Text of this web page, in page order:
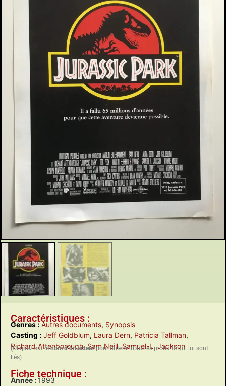
Caractéristiques :
Genres : Autres documents, Synopsis
Casting : Jeff Goldblum, Laura Dern, Patricia Tallman,
Richard Attenborough,Sam Neill,Samuel-L. Jackson
(Cliquez sur lenom d’un acteurpour obtenir d’autres produits qui lui sont
liés)
Fiche technique :
Année : 1993